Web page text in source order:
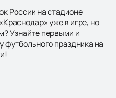
России на стадионе
уже в игре, но
Узнайте первыми и
футбольного праздника на